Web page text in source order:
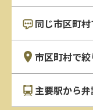
同じ市区町
市区町村で
主要駅から